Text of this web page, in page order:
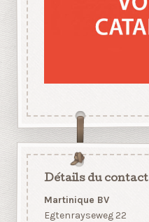
Détails du contact
Martinique BV
Egtenrayseweg 22